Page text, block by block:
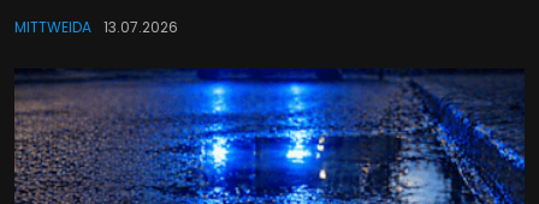
MITTWEIDA 13.07.2026